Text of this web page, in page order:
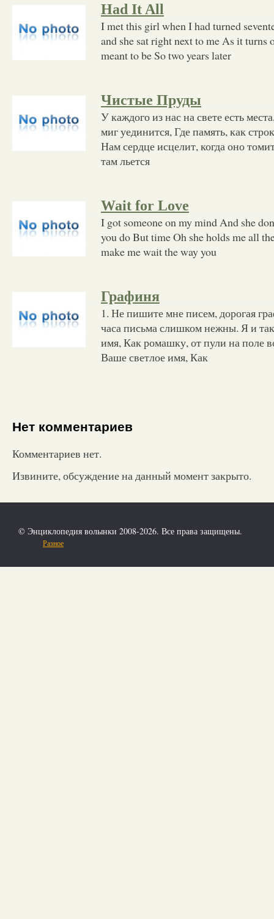
Had It All
I met this girl when I had turned
and she sat right next to me As it turns
meant to be So two years later
Чистые Пруды
У каждого из нас на свете есть
миг уединится, Где память, как
Нам сердце исцелит, когда оно
там льется
Wait for Love
I got someone on my mind And she
you do But time Oh she holds me all
make me wait the way you
Графиня
1. Не пишите мне писем, дорогая
часа письма слишком нежны. Я и
имя, Как ромашку, от пули на поле
Ваше светлое имя, Как
Нет комментариев
Комментариев нет.
Извините, обсуждение на данный момент закрыто.
© Энциклопедия волынки 2008-2026. Все права защищены.
Разное